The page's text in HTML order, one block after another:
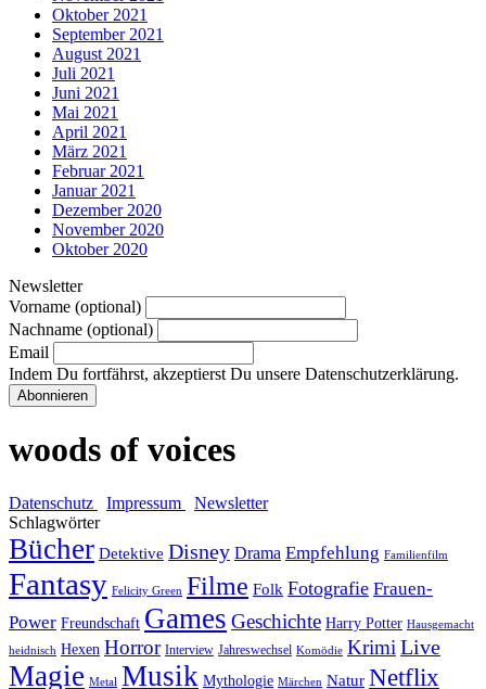
Oktober 2021
September 2021
August 2021
Juli 2021
Juni 2021
Mai 2021
April 2021
März 2021
Februar 2021
Januar 2021
Dezember 2020
November 2020
Oktober 2020
Newsletter
Vorname (optional)
Nachname (optional)
Email
Indem Du fortfährst, akzeptierst Du unsere Datenschutzerklärung.
woods of voices
Datenschutz Impressum
Newsletter
Schlagwörter
Bücher Detektive Disney Drama Empfehlung Familienfilm
Fantasy Felicity Green Filme Folk Fotografie Frauen-
Power Freundschaft Games Geschichte Harry Potter Hausgemacht
heidnisch Hexen Horror Interview Jahreswechsel Komödie Krimi Live
Magie Metal Musik Mythologie Märchen Natur Netflix